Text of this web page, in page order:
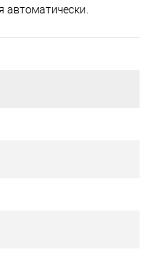
автоматически.